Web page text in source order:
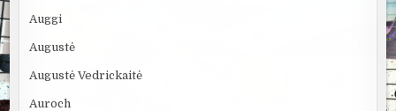
Auggi
Augustė
Augustė Vedrickaitė
Auroch